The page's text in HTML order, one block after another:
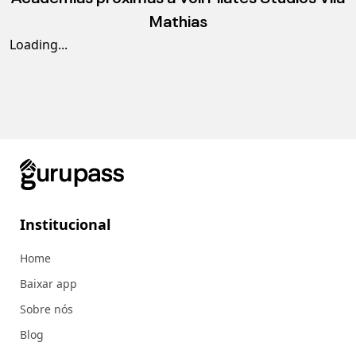
Mathias
Loading...
Institucional
Home
Baixar app
Sobre nós
Blog